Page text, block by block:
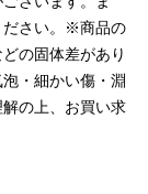
ださい。※商品の
の固体差があり
・細かい傷・淵
の上、お買い求